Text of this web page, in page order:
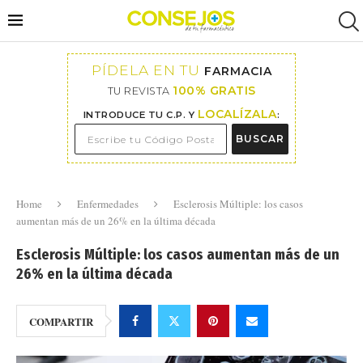
PÍDELA EN TU FARMACIA
TU REVISTA 100% GRATIS
INTRODUCE TU C.P. Y LOCALÍZALA:
BUSCAR
Home Enfermedades
Esclerosis Múltiple: los casos
aumentan más de un 26% en la última década
Esclerosis Múltiple: los casos aumentan más de un
26% en la última década
COMPARTIR